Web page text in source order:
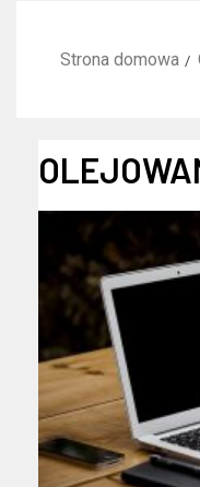
Strona domowa